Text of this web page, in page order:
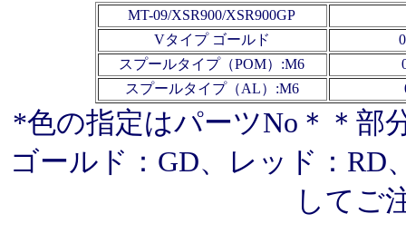
MT-09/XSR900/XSR900GP
Vタイプ ゴールド
スプールタイプ（POM） :M6
スプールタイプ（AL） :M6
*色の指定はパーツNo＊＊部
ゴールド：GD、レッド：RD
してご